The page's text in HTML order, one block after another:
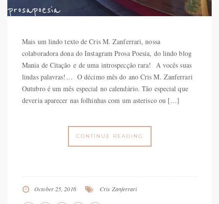
Mais um lindo texto de Cris M. Zanferrari, nossa
colaboradora dona do Instagram Prosa Poesia, do lindo blog
Mania de Citação e de uma introspecção rara! A vocês suas
lindas palavras!… O décimo mês do ano Cris M. Zanferrari
Outubro é um mês especial no calendário. Tão especial que
deveria aparecer nas folhinhas com um asterisco ou […]
CONTINUE READING
October 25, 2016 Cris Zanferrari